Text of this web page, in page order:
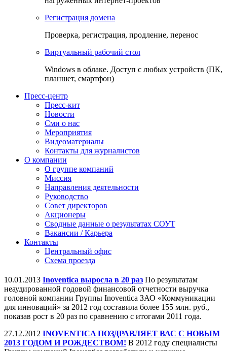
Регистрация домена
Проверка, регистрация, продление, перенос
Виртуальный рабочий стол
Windows в облаке. Доступ с любых устройств (ПК,
планшет, смартфон)
Пресс-центр
Пресс-кит
Новости
Сми о нас
Мероприятия
Видеоматериалы
Контакты для журналистов
О компании
О группе компаний
Миссия
Направления деятельности
Руководство
Совет директоров
Акционеры
Сводные данные о результатах СОУТ
Вакансии / Карьера
Контакты
Центральный офис
Схема проезда
10.01.2013 Inoventica выросла в 20 раз По результатам
неаудированной годовой финансовой отчетности выручка
головной компании Группы Inoventica ЗАО «Коммуникации
для инноваций» за 2012 год составила более 155 млн. руб.,
показав рост в 20 раз по сравнению с итогами 2011 года.
27.12.2012 INOVENTICA ПОЗДРАВЛЯЕТ ВАС С НОВЫМ
2013 ГОДОМ И РОЖДЕСТВОМ! В 2012 году специалисты